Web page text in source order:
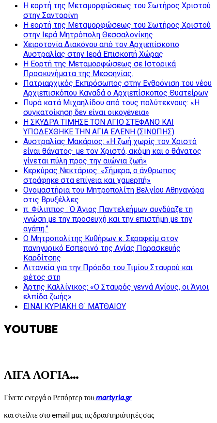
Η εορτή της Μεταμορφώσεως του Σωτήρος Χριστού
στην Σαντορίνη
Η εορτή της Μεταμορφώσεως του Σωτήρος Χριστού
στην Ιερά Μητρόπολη Θεσσαλονίκης
Χειροτονία Διακόνου από τον Αρχιεπίσκοπο
Αυστραλίας στην Ιερά Επισκοπή Χώρας
Η Εορτή της Μεταμορφώσεως σε Ιστορικά
Προσκυνήματα της Μεσσηνίας.
Πατριαρχικός Εκπρόσωπος στην Ενθρόνιση του νέου
Αρχιεπισκόπου Καναδά ο Αρχιεπίσκοπος Θυατείρων
Πυρά κατά Μιχαηλίδου από τους πολύτεκνους: «Η
συγκατοίκηση δεν είναι οικογένεια»
Η ΣΚΥΔΡΑ ΤΙΜΗΣΕ ΤΟΝ ΑΓΙΟ ΣΤΕΦΑΝΟ ΚΑΙ
ΥΠΟΔΕΧΘΗΚΕ ΤΗΝ ΑΓΙΑ ΕΛΕΝΗ (ΣΙΝΩΠΗΣ)
Αυστραλίας Μακάριος: «Η ζωή χωρίς τον Χριστό
είναι θάνατος· με τον Χριστό, ακόμη και ο θάνατος
γίνεται πύλη προς την αιώνια ζωή»
Κερκύρας Νεκτάριος: «Σήμερα, ο άνθρωπος
στράφηκε στα επίγεια και χαμερπή»
Ονομαστήρια του Μητροπολίτη Βελγίου Αθηναγόρα
στις Βρυξέλλες
π. Φίλιππος : Ό Άγιος Παντελεήμων συνδύαζε τη
γνώση με την προσευχή και την επιστήμη με την
αγάπη.”
Ο Μητροπολίτης Κυθήρων κ. Σεραφείμ στον
πανηγυρικό Εσπερινό της Αγίας Παρασκευής
Καρδίτσης
Λιτανεία για την Πρόοδο του Τιμίου Σταυρού και
φέτος στη
Άρτης Καλλίνικος: «Ο Σταυρός γεννά Αγίους, οι Άγιοι
ελπίδα ζωής»
ΕΙΝΑΙ ΚΥΡΙΑΚΗ Θ΄ ΜΑΤΘΑΙΟΥ
YOUTUBE
ΛΙΓΑ ΛΟΓΙΑ…
Γίνετε ενεργά ο Ρεπόρτερ τουmartyria.gr
και στείλτε στο email μας τις δραστηριότητές σας